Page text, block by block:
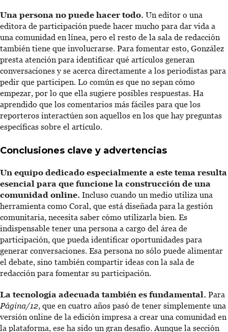
Una persona no puede hacer todo. Un editor o una
editora de participación puede hacer mucho para dar vida a
una comunidad en línea, pero el resto de la sala de redacción
también tiene que involucrarse. Para fomentar esto, González
presta atención para identificar qué artículos generan
conversaciones y se acerca directamente a los periodistas para
pedir que participen. Lo común es que no sepan cómo
empezar, por lo que ella sugiere posibles respuestas. Ha
aprendido que los comentarios más fáciles para que los
reporteros interactúen son aquellos en los que hay preguntas
específicas sobre el artículo.
Conclusiones clave y advertencias
Un equipo dedicado especialmente a este tema resulta
esencial para que funcione la construcción de una
comunidad online. Incluso cuando un medio utiliza una
herramienta como Coral, que está diseñada para la gestión
comunitaria, necesita saber cómo utilizarla bien. Es
indispensable tener una persona a cargo del área de
participación, que pueda identificar oportunidades para
generar conversaciones. Esa persona no sólo puede alimentar
el debate, sino también compartir ideas con la sala de
redacción para fomentar su participación.
La tecnología adecuada también es fundamental. Para
Página/12, que en cuatro años pasó de tener simplemente una
versión online de la edición impresa a crear una comunidad en
la plataforma, ese ha sido un gran desafío. Aunque la sección